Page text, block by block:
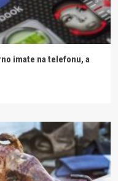
imate na telefonu, a